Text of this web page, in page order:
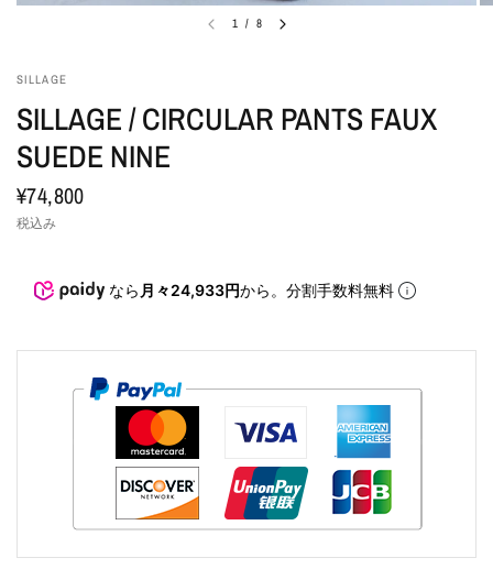
1 / 8
SILLAGE
SILLAGE / CIRCULAR PANTS FAUX
SUEDE NINE
¥74,800
税込み
なら 月々24,933円から。分割手数料無料